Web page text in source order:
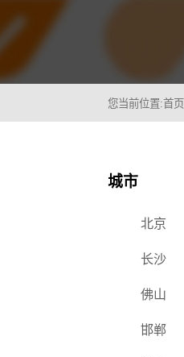
您当前位置:首页
城市
北京
长沙
佛山
邯郸